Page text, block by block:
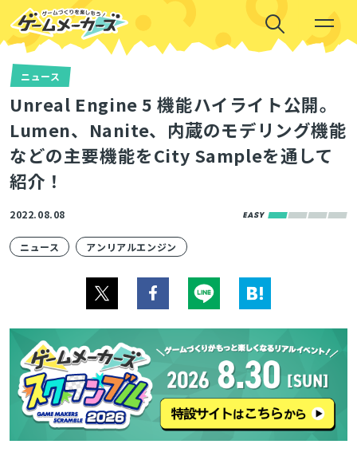
ニュース
Unreal Engine 5 機能ハイライト公開。
Lumen、Nanite、内蔵のモデリング機能
などの主要機能をCity Sampleを通して
紹介！
2022.08.08
ニュース アンリアルエンジン